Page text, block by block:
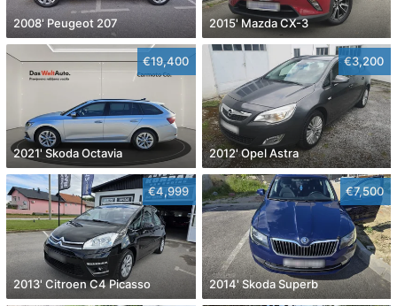
2008' Peugeot 207 2015' Mazda CX-3
€19,400
2021' Skoda Octavia
€3,200
2012' Opel Astra
€4,999
2013' Citroen C4 Picasso
€7,500
2014' Skoda Superb